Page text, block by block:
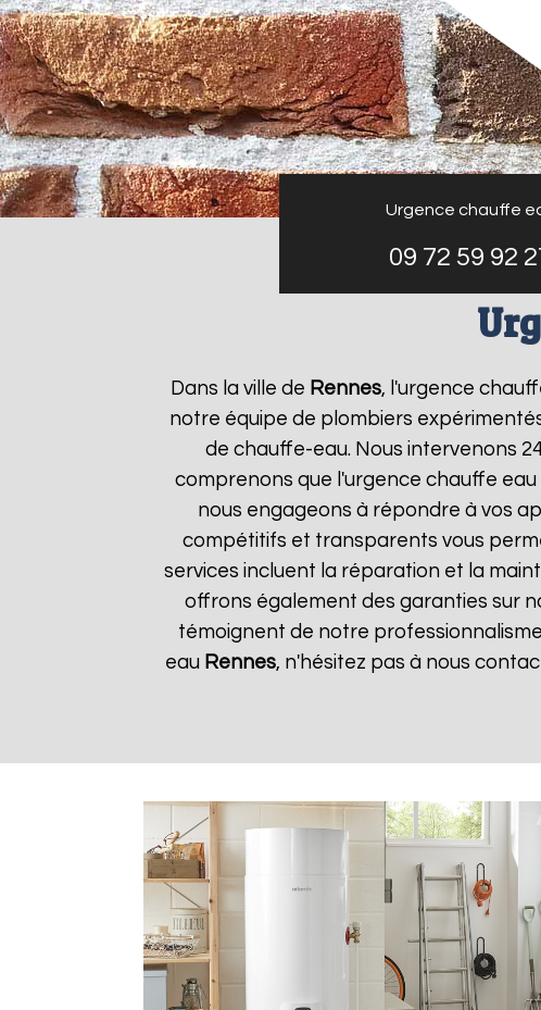
Urgence chauffe
09 72 59 92
Dans la ville de Rennes, l'urgence
notre équipe de plombiers
de chauffe-eau. Nous intervenons
comprenons que l'urgence chauffe eau
nous engageons à répondre à vos
compétitifs et transparents vous
services incluent la réparation et la
offrons également des garanties sur
témoignent de notre
eau Rennes, n'hésitez pas à nous